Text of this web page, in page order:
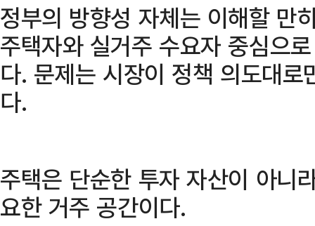
정부의 방향성 자체는 이해할 만
주택자와 실거주 수요자 중심으
다. 문제는 시장이 정책 의도대
다.
주택은 단순한 투자 자산이 아니
요한 거주 공간이다.